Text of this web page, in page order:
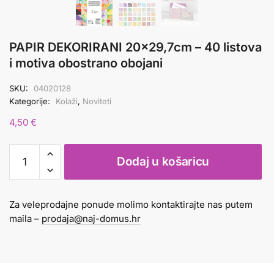
PAPIR DEKORIRANI 20×29,7cm – 40 listova
i motiva obostrano obojani
SKU:
04020128
Kategorije:
Kolaži, Noviteti
4,50 €
DEKORIRANI
20x29,7cm
40
listova
Dodaj u košaricu
Za veleprodajne ponude molimo kontaktirajte nas putem
maila – prodaja@naj-domus.hr